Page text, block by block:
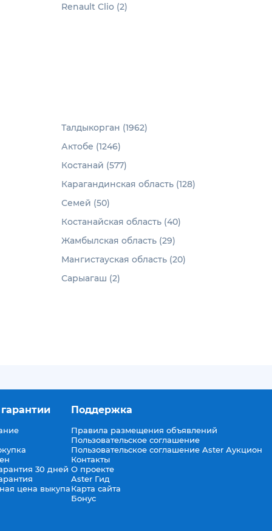
Renault Clio (2)
Талдыкорган (1962)
Актобе (1246)
Костанай (577)
Карагандинская область (128)
Семей (50)
Костанайская область (40)
Жамбылская область (29)
Мангистауская область (20)
Сарыагаш (2)
30 дней
цена выкупа
Поддержка
Правила размещения объявлений
Пользовательское соглашение
Пользовательское соглашение Aster Аукцион
Контакты
О проекте
Aster Гид
Карта сайта
Бонус